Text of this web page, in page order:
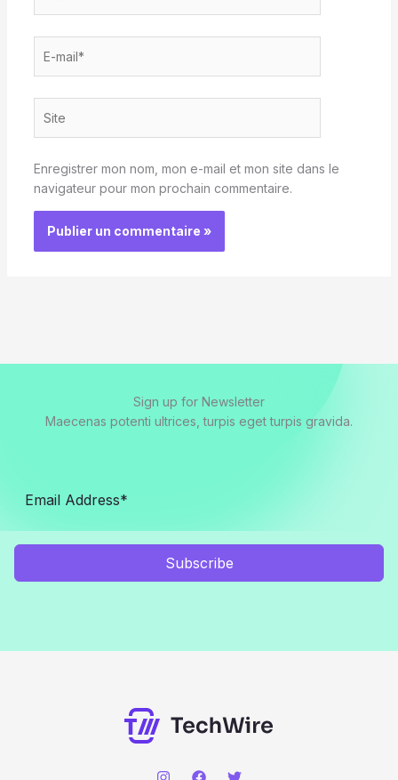
mail*
Enregistrer mon nom, mon e-mail et mon site dans le
navigateur pour mon prochain commentaire.
Sign up for Newsletter
Maecenas potenti ultrices, turpis eget turpis gravida.
Subscribe